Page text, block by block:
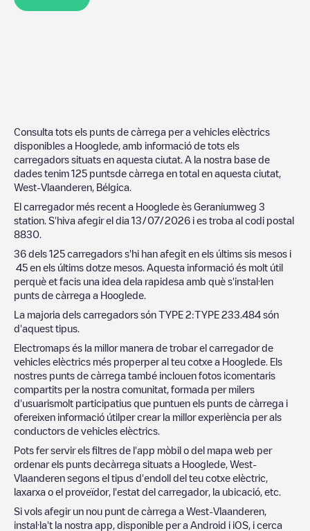
Consulta tots els punts de càrrega per a vehicles elèctrics
disponibles a Hooglede , amb informació de tots els
carregadors situats en aquesta ciutat. A la nostra base de
dades tenim 125 puntsde càrrega en total en aquesta ciutat,
West-Vlaanderen Bélgica
El carregador més recent a Hooglede ès Geraniumweg 3
station . S'hiva afegir el dia 13/07/2026 i es troba al codi postal
8830
36 dels 125 carregadors s'hi han afegit en els últims sis mesos i
45 en els últims dotze mesos. Aquesta informació és molt útil
perquè et facis una idea dela rapidesa amb què s'instal·len
punts de càrrega a Hooglede
La majoria dels carregadors són TYPE 2:TYPE 233.484 són
d'aquest tipus.
Electromaps és la millor manera de trobar el carregador de
vehicles elèctrics més properper al teu cotxe a Hooglede . Els
nostres punts de càrrega també inclouen fotos icomentaris
compartits per la nostra comunitat, formada per milers
d'usuarismolt participatius que puntuen els punts de càrrega i
ofereixen informació útilper crear la millor experiència per als
conductors de vehicles elèctrics.
Pots fer servir els filtres de l'app mòbil o del mapa web per
ordenar els punts decàrrega situats a Hooglede West-
Vlaanderen segons el tipus d'endoll del teu cotxe elèctric,
laxarxa o el proveïdor, l'estat del carregador, la ubicació, etc.
Si vols afegir un nou punt de càrrega a West-Vlaanderen
instal·la't la nostra app, disponible per a Android i iOS, i cerca